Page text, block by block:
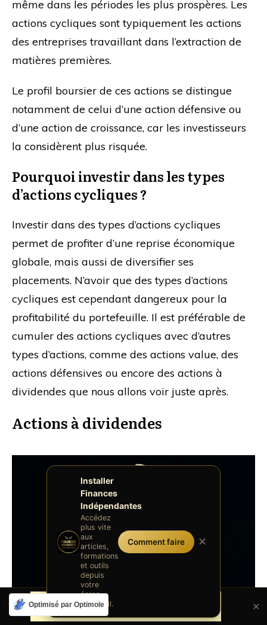
même dans les périodes les plus prospères. Les
actions cycliques sont typiquement les actions
des entreprises travaillant dans l’extraction de
matières premières.
Le profil boursier de ces actions se distingue
notamment de celui d’une action défensive ou
d’une action de croissance, car les investisseurs
la considèrent plus risquée.
Pourquoi investir dans les types
d’actions cycliques ?
Investir dans des types d’actions cycliques
permet de profiter d’une reprise économique
globale, mais aussi de diversifier ses
placements. N’avoir que des types d’actions
cycliques est cependant dangereux pour la
profitabilité du portefeuille. Il est préférable de
cumuler des actions cycliques avec d’autres
types d’actions, comme des actions value, des
actions défensives ou encore des actions à
dividendes que nous allons voir juste après.
Actions à dividendes
Que sont les actions à dividendes ?
Optimisé par Optimole ✕
Installer
Finances
Indépendantes
Accédez
plus vite
aux
articles,
formations
et outils
depuis
votre
écran
d'accueil.
Comment faire ✕